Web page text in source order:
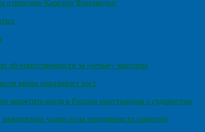
о передаче Карелии Финляндии
об ответственности за «серые» зарплаты
вновь показывает рост
запретить въезд в Россию иностранцам с судимостью
упали из-за популярности самогона